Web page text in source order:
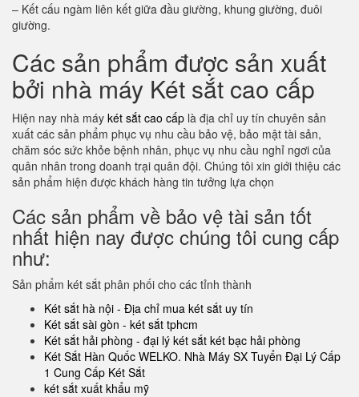
– Kết cấu ngàm liên kết giữa đầu giường, khung giường, đuôi
giường.
Các sản phẩm được sản xuất
bởi nhà máy Két sắt cao cấp
Hiện nay nhà máy két sắt cao cấp là địa chỉ uy tín chuyên sản
xuất các sản phẩm phục vụ nhu cầu bảo vệ, bảo mật tài sản,
chăm sóc sức khỏe bệnh nhân, phục vụ nhu cầu nghỉ ngơi của
quân nhân trong doanh trại quân đội. Chúng tôi xin giới thiệu các
sản phẩm hiện được khách hàng tin tưởng lựa chọn
Các sản phẩm về bảo vệ tài sản tốt
nhất hiện nay được chúng tôi cung cấp
như:
Sản phẩm két sắt phân phối cho các tỉnh thành
Két sắt hà nội - Địa chỉ mua két sắt uy tín
Két sắt sài gòn - két sắt tphcm
Két sắt hải phòng - đại lý két sắt két bạc hải phòng
Két Sắt Hàn Quốc WELKO. Nhà Máy SX Tuyển Đại Lý Cấp
1 Cung Cấp Két Sắt
két sắt xuất khẩu mỹ